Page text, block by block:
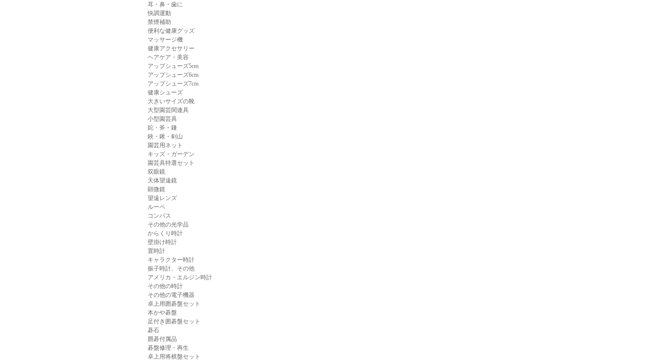
耳・鼻・歯に
快調運動
禁煙補助
便利な健康グッズ
マッサージ機
健康アクセサリー
ヘアケア・美容
アップシューズ5cm
アップシューズ6cm
アップシューズ7cm
健康シューズ
大きいサイズの靴
大型園芸関連具
小型園芸具
鉈・斧・鎌
鋏・鍬・剣山
園芸用ネット
キッズ・ガーデン
園芸具特選セット
双眼鏡
天体望遠鏡
顕微鏡
望遠レンズ
ルーペ
コンパス
その他の光学品
からくり時計
壁掛け時計
置時計
キャラクター時計
振子時計、その他
アメリカ・エルジン時計
その他の時計
その他の電子機器
卓上用囲碁盤セット
本かや碁盤
足付き囲碁盤セット
碁石
囲碁付属品
碁盤修理・再生
卓上用将棋盤セット